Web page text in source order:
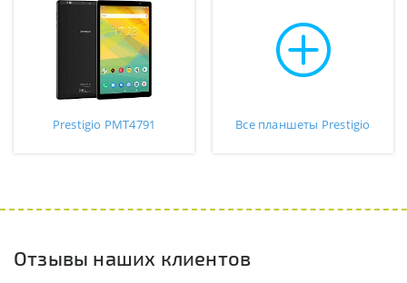
Prestigio PMT4791 Все планшеты Prestigio
Отзывы наших клиентов